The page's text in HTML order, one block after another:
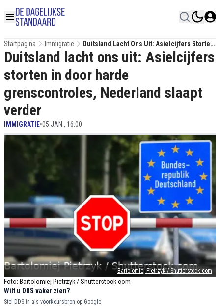
Startpagina Immigratie
Duitsland Lacht Ons Uit: Asielcijfers Storten
In Door Harde Grenscontroles, Nederland
Slaapt Verder
Bartolomiej Pietrzyk / Shutterstock.com
Foto: Bartolomiej Pietrzyk / Shutterstock.com
Duitsland lacht ons uit: Asielcijfers
storten in door harde
grenscontroles, Nederland slaapt
verder
IMMIGRATIE•05 JAN , 16:00
Wilt u DDS vaker zien?
Stel DDS in als voorkeursbron op Google.